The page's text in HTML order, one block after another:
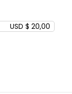
USD $ 20,00